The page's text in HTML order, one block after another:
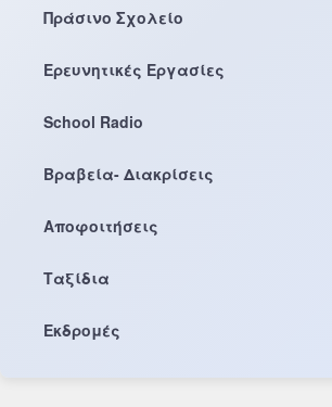
Πράσινο Σχολείο
Ερευνητικές Εργασίες
School Radio
Βραβεία- Διακρίσεις
Αποφοιτήσεις
Ταξίδια
Εκδρομές